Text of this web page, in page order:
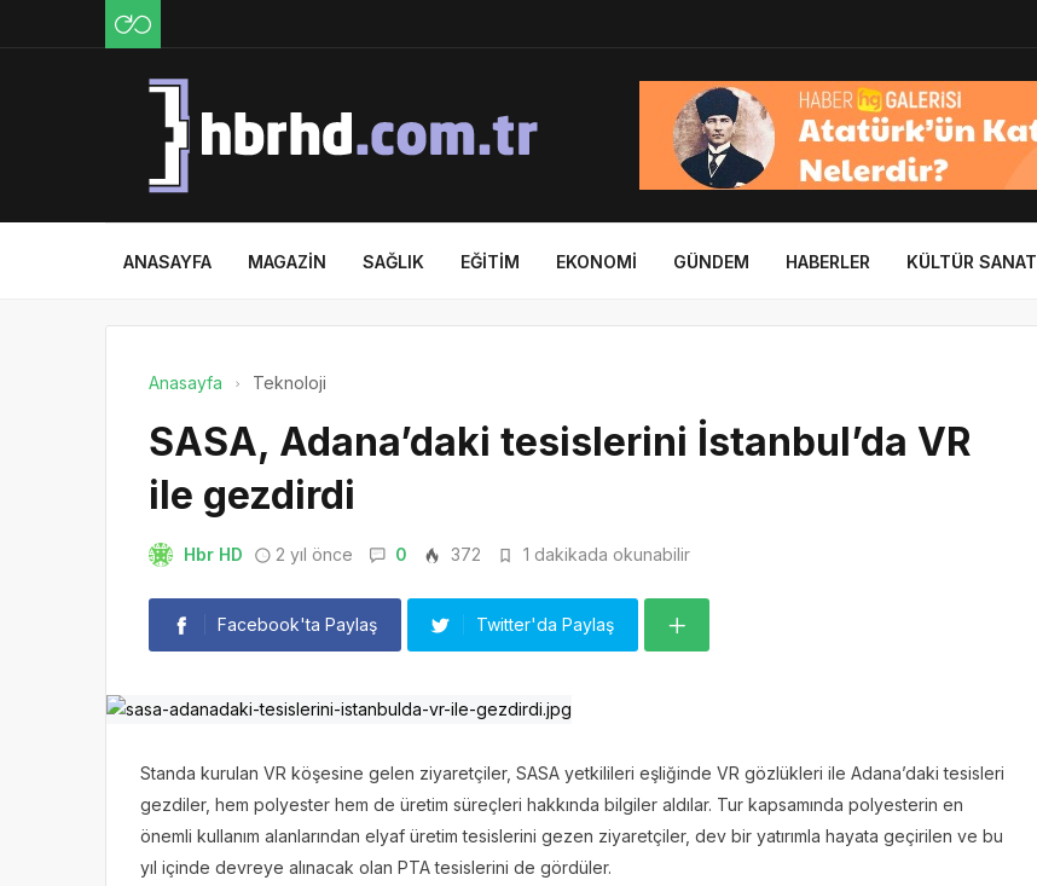
ANASAYFA MAGAZIN SAĞLIK EĞITIM EKONOMI GÜNDEM HABERLER KÜLTÜR SANAT
Anasayfa Teknoloji
SASA, Adana’daki tesislerini İstanbul’da VR
ile gezdirdi
Hbr HD 2 yıl önce 0 372 1 dakikada okunabilir
Facebook'ta Paylaş Twitter'da Paylaş
Standa kurulan VR köşesine gelen ziyaretçiler, SASA yetkilileri eşliğinde VR gözlükleri ile Adana’daki tesisleri
gezdiler, hem polyester hem de üretim süreçleri hakkında bilgiler aldılar. Tur kapsamında polyesterin en
önemli kullanım alanlarından elyaf üretim tesislerini gezen ziyaretçiler, dev bir yatırımla hayata geçirilen ve bu
yıl içinde devreye alınacak olan PTA tesislerini de gördüler.